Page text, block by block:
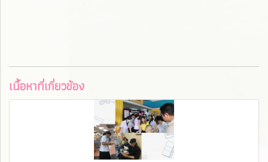
เนื้อหาที่เกี่ยวข้อง